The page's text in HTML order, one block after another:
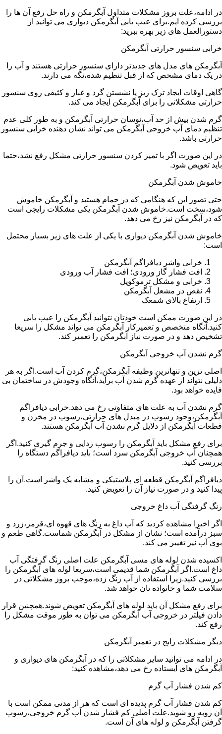
در ادامه،علت بروز مشکلات متداول آبگرمکن و راه حل رفع آن ها را
بررسی کرده ایم.برای عیب یابی آبگرمکن دیواری می توانید از
دستورالعمل های زیر بهره ببرید:
خرابی سنسور حرارتی آبگرمکن
آبگرمکن های مدل های جدیدتر دارای سنسور حرارتی هستند و آب را
در یک دمای مشخص که از قبل تنظیم شده،نگه می دارند.
گاهی اوقات ایجاد ترک ریز یا نشستن گرد و غبار و کثیفی روی سنسور
حرارتی مشکلاتی را برای آبگرمکن ایجاد می کند.
گرم شدن بیش از حد آب،نوسان حرارتی آبگرمکن و به طور کلی عدم
تنظیم دمای آب خروجی آبگرمکن می تواند نشان دهنده خرابی سنسور
حرارتی باشد.
در این صورت اگر با تمیز کردن سنسور حرارتی مشکل رفع نشد،حتما
باید تعویض شود.
خاموش شدن آبگرمکن
حتی تصور این که هنگامی که در حمام هستید و آبگرمکن خاموش
شود،سخت است.خاموش شدن آبگرمکن یکی مشکلات رایجی است
که در آبگرمکن نیز رخ می دهد.
خاموش شدن آبگرمکن دیواری با یکی از علت های زیر بسیار محتمل
است:
خرابی واشر دیافراگم آبگرمکن
افت فشار گاز ورودی؛ افت فشار آب ورودی
خرابی و مشکل ترموکوپل
نقص در مشعل آبگرمکن
ارتفاع بالای شمعک
در این صورت ممکن است خودتان نتوانید آبگرمکن را عیب یابی
کنید.آنگاه متخصص و تعمیرکار آبگرمکن می تواند مشکل را سریعا
تشخیص دهد و در صورت نیاز آبگرمکن را تعمیر کند.
گرم نشدن آب خروجی آبگرمکن
اصلی ترین و تنهاترین وظیفه آبگرمکن،گرم کردن آب است.اگر به هر
دلیلی نتواند از عهده گرم شدن آب برآید،آنگاه وجودش در ساختمان بی
فایده خواهد بود.
گرم نشدن آب به علت های متفاوتی رخ می دهد.خرابی دیافراگم
آبگرمکن،وجود رسوب در مبدل های حرارتی،رسوب در مخزن و
قطعات آبگرمکن از دلایل گرم نشدن آب آبگرمکن هستند.
برای رفع مشکل باید آبگرمکن را رسوب زدایی و جرم گیری کنید.اگر
همچنان آب خروجی آبگرمکن سرد است؛ باید دیافراگم دستگاه را
بررسی کنید.
دیافراگم آبگرمکن قطعه ای پلاستیکی و مشابه یک واشر است.آن را
پیدا کنید و در صورت نیاز آن را تعویض کنید.
رنگ گرفتگی آب داغ خروجی
اگر اخیرا مشاهده کردید که آب داغ به رنگ های قهوه ای،قرمز،زرد و
سبز درآمده است؛ نشان از مشکل در آبگرمکن شماست.گاهی طعم و
بوی آب نیز تغییر می کند.
اکسیده شدن لوله های مسی آبگرمکن علت اصلی رنگ گرفتگی آب
داغ است.اگر آبگرمکن شما قدیمی است،سریعا لوله های آبگرمکن را
بررسی کنید.زیرا استفاده از آب زنگ زده،موجب بروز مشکلاتی در
سلامت شما و خانواده تان خواهد شد.
برای رفع مشکل آن باید لوله های آبگرمکن تعویض شوند.همچنین قرار
دادن فیلتر در خروجی آب آبگرمکن می توان به طور موقت مشکل را
رفع کند.
دیگر مشکلات رایج در تعمیر آبگرمکن
در ادامه می توانید سایر مشکلاتی را که در آبگرمکن های دیواری و
آبگرمکن های ایستاده رخ می دهد،مشاهده کنید:
کم شدن فشار آب گرم
کم شدن فشار آب گرم پدیده ای است که هر از مدتی ممکن است با
آن روبه رو شوید.علت اصلی کم فشار شدن آب گرم خروجی،رسوب
گرفتن آبگرمکن و لوله های آن است.